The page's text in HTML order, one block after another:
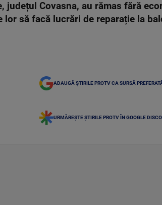
județul Covasna, au rămas fără
să facă lucrări de reparație la
ADAUGĂ ȘTIRILE PROTV CA SURSĂ
URMĂREȘTE ȘTIRILE PROTV ÎN GOOGLE